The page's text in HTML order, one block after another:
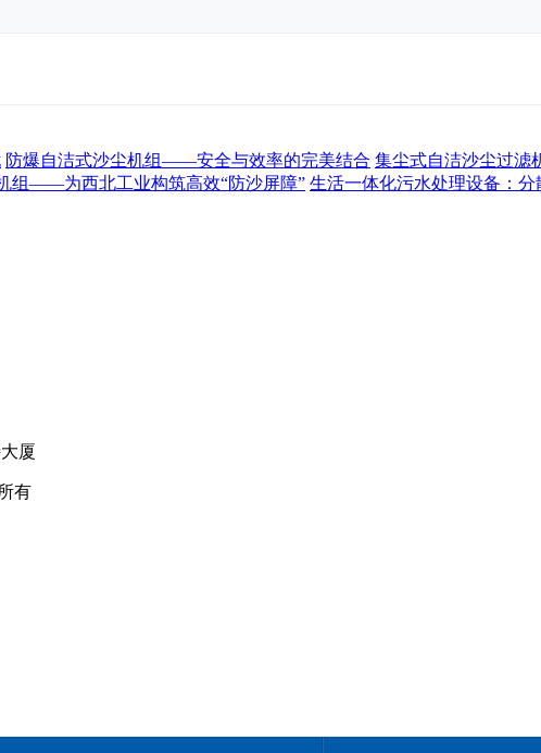
防爆自洁式沙尘机组——安全与效率的完美结合 集尘式自洁沙尘过
组——为西北工业构筑高效“防沙屏障” 生活一体化污水处理设备：
厦
有